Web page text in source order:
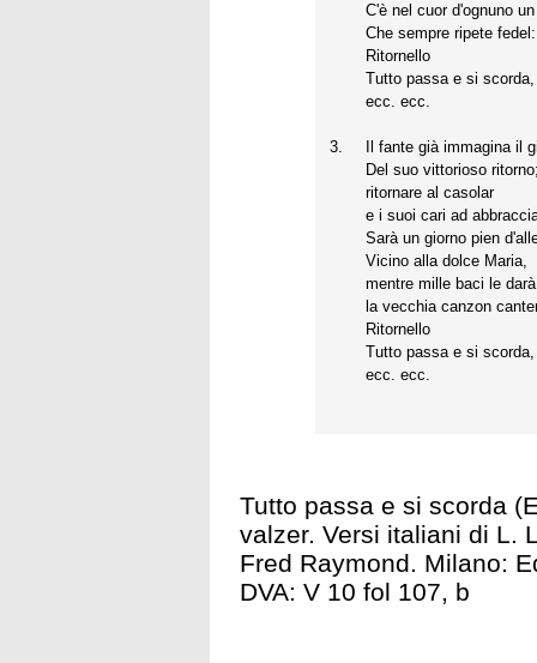
C'è nel cuor d'ognuno
Che sempre ripete fedel:
Ritornello
Tutto passa e si scorda,
ecc. ecc.
3.
Il fante già immagina il
Del suo vittorioso
ritornare al casolar
e i suoi cari ad
Sarà un giorno pien
Vicino alla dolce Maria,
mentre mille baci le darà
la vecchia canzon
Ritornello
Tutto passa e si scorda,
ecc. ecc.
Tutto passa e si scorda
valzer. Versi italiani di L.
Fred Raymond. Milano:
DVA: V 10 fol 107, b